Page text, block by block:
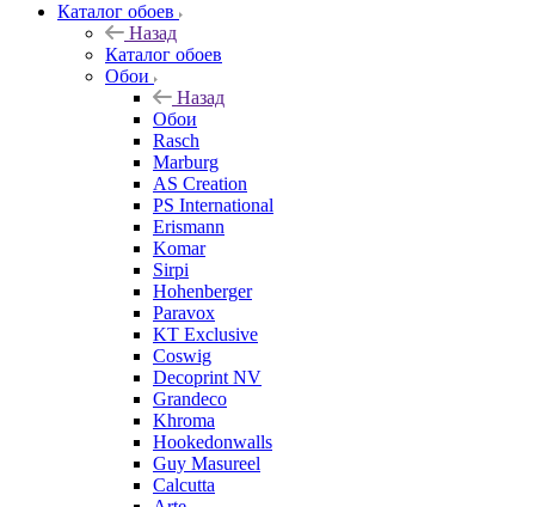
Каталог обоев
Назад
Каталог обоев
Обои
Назад
Обои
Rasch
Marburg
AS Creation
PS International
Erismann
Komar
Sirpi
Hohenberger
Paravox
KT Exclusive
Coswig
Decoprint NV
Grandeco
Khroma
Hookedonwalls
Guy Masureel
Calcutta